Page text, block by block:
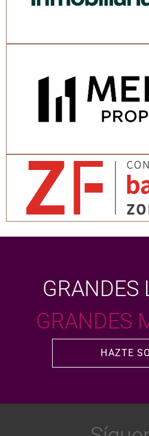
GRANDES
GRANDES
HAZTE